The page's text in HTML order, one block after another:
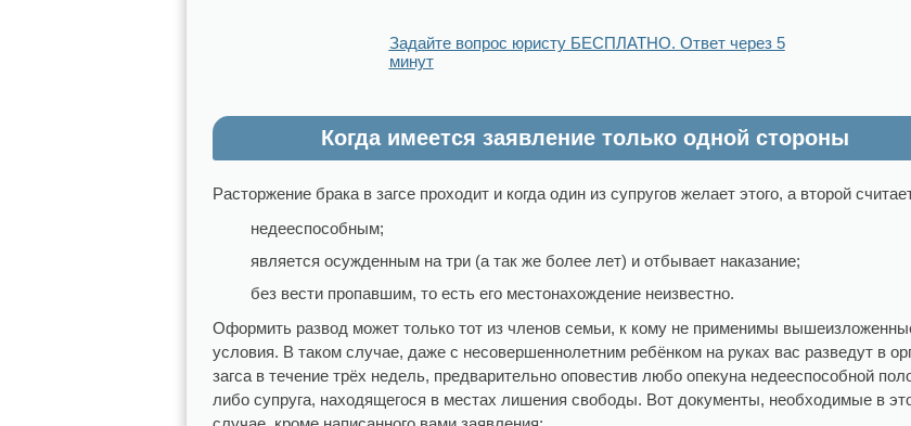
Задайте вопрос юристу БЕСПЛАТНО. Ответ через 5
минут
Когда имеется заявление только одной стороны
Расторжение брака в загсе проходит и когда один из супругов желает этого, а второй
недееспособным;
является осужденным на три (а так же более лет) и отбывает наказание;
без вести пропавшим, то есть его местонахождение неизвестно.
Оформить развод может только тот из членов семьи, к кому не применимы
условия. В таком случае, даже с несовершеннолетним ребёнком на руках вас разведут в
загса в течение трёх недель, предварительно оповестив любо опекуна недееспособной
либо супруга, находящегося в местах лишения свободы. Вот документы, необходимые в